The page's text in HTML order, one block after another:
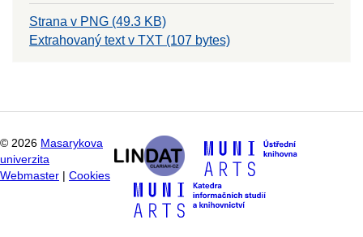
Strana v PNG (49.3 KB)
Extrahovaný text v TXT (107 bytes)
© 2026 Masarykova
univerzita
Webmaster
Cookies